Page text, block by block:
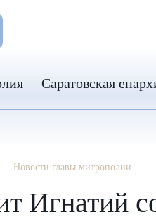
Саратовская
Новости главы митрополии
Игнатий